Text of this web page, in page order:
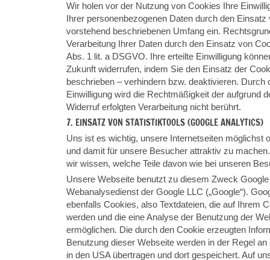
Wir holen vor der Nutzung von Cookies Ihre
Ihrer personenbezogenen Daten durch den
vorstehend beschriebenen Umfang ein.
Verarbeitung Ihrer Daten durch den Einsatz von
Abs. 1 lit. a DSGVO. Ihre erteilte Einwilligung
Zukunft widerrufen, indem Sie den Einsatz der
beschrieben – verhindern bzw. deaktivieren. Durch
Einwilligung wird die Rechtmäßigkeit der aufgrund
Widerruf erfolgten Verarbeitung nicht berührt.
7. EINSATZ VON STATISTIKTOOLS (GOOGLE ANALYTICS)
Uns ist es wichtig, unsere Internetseiten möglichst
und damit für unsere Besucher attraktiv zu
wir wissen, welche Teile davon wie bei unseren
Unsere Webseite benutzt zu diesem Zweck
Webanalysedienst der Google LLC („Google“).
ebenfalls Cookies, also Textdateien, die auf Ihrem
werden und die eine Analyse der Benutzung der
ermöglichen. Die durch den Cookie erzeugten
Benutzung dieser Webseite werden in der Regel
in den USA übertragen und dort gespeichert. Auf